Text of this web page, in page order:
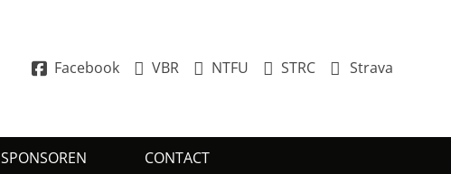
Facebook VBR NTFU STRC Strava
SPONSOREN CONTACT